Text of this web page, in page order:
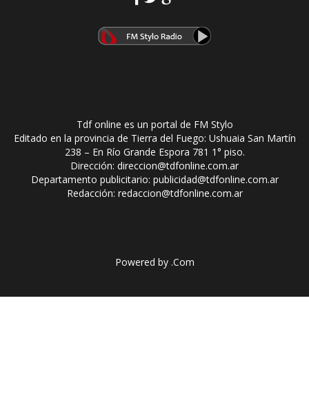
Tdf online es un portal de FM Stylo
Editado en la provincia de Tierra del Fuego: Ushuaia San Martín
238 – En Río Grande Espora 781 1° piso.
Dirección: direccion@tdfonline.com.ar
Departamento publicitario: publicidad@tdfonline.com.ar
Redacción: redaccion@tdfonline.com.ar
Powered by .Com